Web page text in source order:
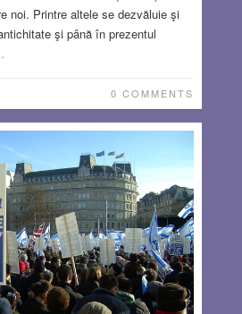
noi. Printre altele se dezvăluie şi
şi până în prezentul
0 COMMENTS